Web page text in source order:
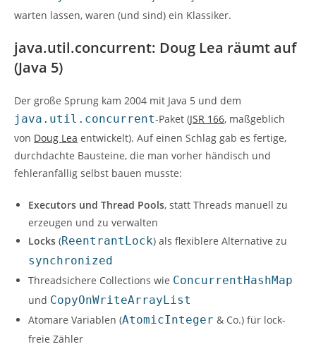
warten lassen, waren (und sind) ein Klassiker.
java.util.concurrent: Doug Lea räumt auf
(Java 5)
Der große Sprung kam 2004 mit Java 5 und dem
java.util.concurrent-Paket (JSR 166, maßgeblich
von Doug Lea entwickelt). Auf einen Schlag gab es fertige,
durchdachte Bausteine, die man vorher händisch und
fehleranfällig selbst bauen musste:
Executors und Thread Pools, statt Threads manuell zu
erzeugen und zu verwalten
Locks (ReentrantLock) als flexiblere Alternative zu
synchronized
Threadsichere Collections wie ConcurrentHashMap
und CopyOnWriteArrayList
Atomare Variablen (AtomicInteger & Co.) für lock-
freie Zähler